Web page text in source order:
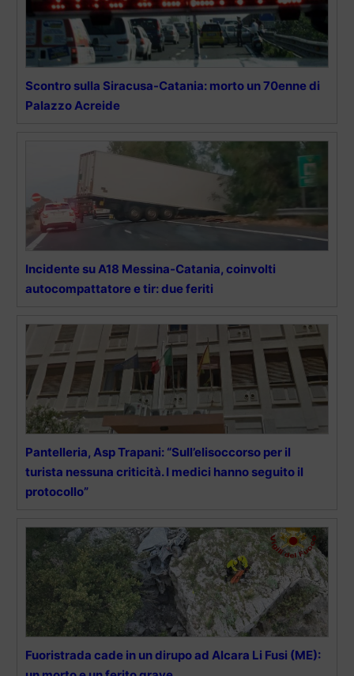
Scontro sulla Siracusa-Catania: morto un 70enne di
Palazzo Acreide
Incidente su A18 Messina-Catania, coinvolti
autocompattatore e tir: due feriti
Pantelleria, Asp Trapani: “Sull’elisoccorso per il
turista nessuna criticità. I medici hanno seguito il
protocollo”
Fuoristrada cade in un dirupo ad Alcara Li Fusi (ME):